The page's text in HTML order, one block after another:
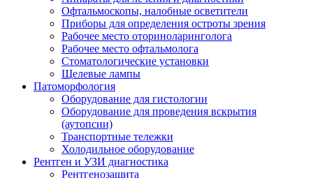
Офтальмоскопы, налобные осветители
Приборы для определения остроты зрения
Рабочее место оториноларинголога
Рабочее место офтальмолога
Стоматологические установки
Щелевые лампы
Патоморфология
Оборудование для гистологии
Оборудование для проведения вскрытия
(аутопсии)
Транспортные тележки
Холодильное оборудование
Рентген и УЗИ диагностика
Рентгенозащита